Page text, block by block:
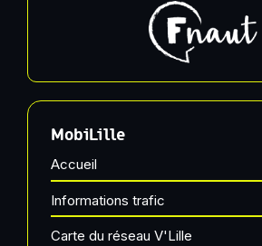
MobiLille
Accueil
Informations trafic
Carte du réseau V'Lille